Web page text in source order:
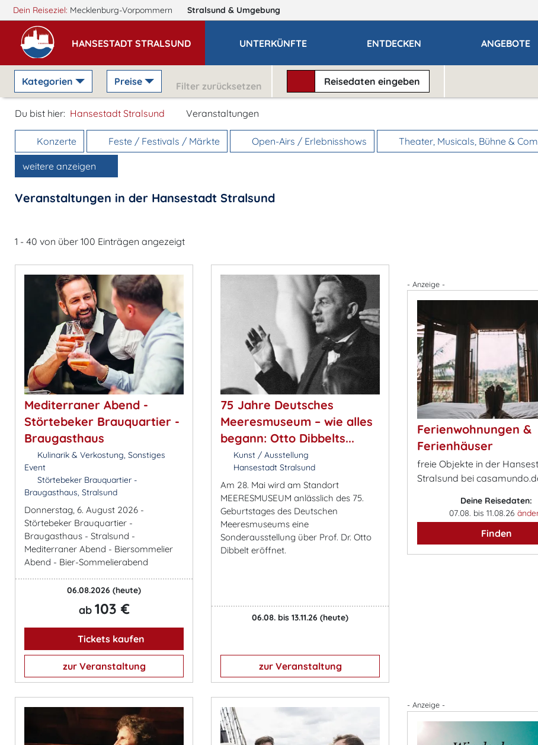
Dein Reiseziel: Mecklenburg-Vorpommern Stralsund & Umgebung
HANSESTADT STRALSUND UNTERKÜNFTE ENTDECKEN ANGEBOTE
Kategorien Preise Filter zurücksetzen Reisedateneingeben
Du bist hier: Hansestadt Stralsund Veranstaltungen
Konzerte Feste / Festivals / Märkte Open-Airs / Erlebnisshows Theater, Musicals, Bühne &
weitere anzeigen
Veranstaltungen in der Hansestadt Stralsund
1 - 40 von über 100 Einträgen angezeigt
Mediterraner Abend -
Störtebeker Brauquartier -
Braugasthaus
Kulinarik & Verkostung, Sonstiges
Event
Störtebeker Brauquartier -
Braugasthaus, Stralsund
Donnerstag, 6. August 2026 -
Störtebeker Brauquartier -
Braugasthaus - Stralsund -
Mediterraner Abend - Biersommelier
Abend - Bier-Sommelierabend
06.08.2026 (heute)
ab 103 €
Tickets kaufen
zur Veranstaltung
75 Jahre Deutsches
Meeresmuseum – wie alles
begann: Otto Dibbelts...
Kunst / Ausstellung
Hansestadt Stralsund
Am 28. Mai wird am Standort
MEERESMUSEUM anlässlich des 75.
Geburtstages des Deutschen
Meeresmuseums eine
Sonderausstellung über Prof. Dr. Otto
Dibbelt eröffnet.
06.08. bis 13.11.26 (heute)
zur Veranstaltung
- Anzeige -
Ferienwohnungen &
Ferienhäuser
freie Objekte in der
Stralsund bei
Deine Reisedaten:
07.08. bis 11.08.26
Finden
- Anzeige -